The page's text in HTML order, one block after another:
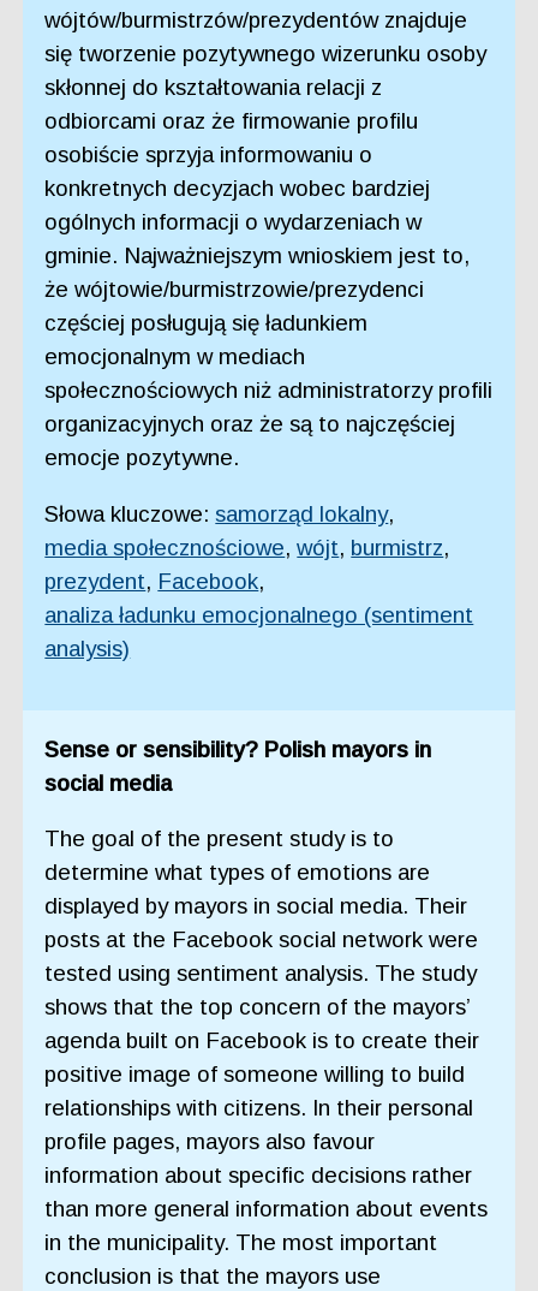
wójtów/burmistrzów/prezydentów znajduje
się tworzenie pozytywnego wizerunku osoby
skłonnej do kształtowania relacji z
odbiorcami oraz że firmowanie profilu
osobiście sprzyja informowaniu o
konkretnych decyzjach wobec bardziej
ogólnych informacji o wydarzeniach w
gminie. Najważniejszym wnioskiem jest to,
że wójtowie/burmistrzowie/prezydenci
częściej posługują się ładunkiem
emocjonalnym w mediach
społecznościowych niż administratorzy profili
organizacyjnych oraz że są to najczęściej
emocje pozytywne.
Słowa kluczowe: samorząd lokalny,
media społecznościowe,wójt, burmistrz,
prezydent, Facebook,
analiza ładunku emocjonalnego (sentiment
analysis)
Sense or sensibility? Polish mayors in
social media
The goal of the present study is to
determine what types of emotions are
displayed by mayors in social media. Their
posts at the Facebook social network were
tested using sentiment analysis. The study
shows that the top concern of the mayors’
agenda built on Facebook is to create their
positive image of someone willing to build
relationships with citizens. In their personal
profile pages, mayors also favour
information about specific decisions rather
than more general information about events
in the municipality. The most important
conclusion is that the mayors use